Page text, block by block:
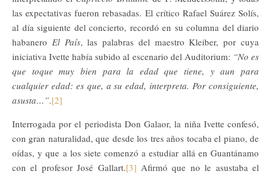
las expectativas fueron rebasadas. El crítico Rafael Suárez Solís,
al día siguiente del concierto, recordó en su columna del diario
habanero El País, las palabras del maestro Kleiber, por cuya
iniciativa Ivette había subido al escenario del Auditorium: “No es
que toque muy bien para la edad que tiene, y aun para
cualquier edad: es que, a su edad, interpreta. Por consiguiente,
asusta…”.[2]
Interrogada por el periodista Don Galaor, la niña Ivette confesó,
con gran naturalidad, que desde los tres años tocaba el piano, de
oídas, y que a los siete comenzó a estudiar allá en Guantánamo
con el profesor José Gallart.[3] Afirmó que no le asustaba el